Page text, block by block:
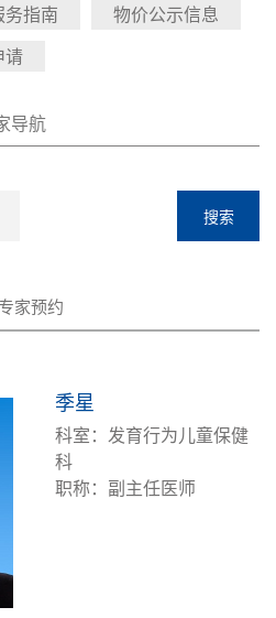
务指南
物价公示信息
请
导航
搜索
家预约
季星
科室：发育行为儿童保健
科
职称：副主任医师